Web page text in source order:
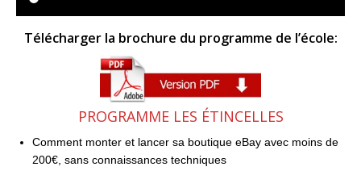
Télécharger la brochure du programme de l’école:
PROGRAMME LES ÉTINCELLES
Comment monter et lancer sa boutique eBay avec moins de
200€, sans connaissances techniques